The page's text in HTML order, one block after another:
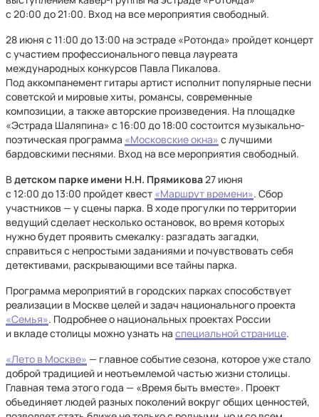
с 20:00 до 21:00. Вход на все мероприятия свободный.
28 июня с 11:00 до 13:00 на эстраде «Ротонда» пройдет концерт
с участием профессионального певца лауреата
международных конкурсов Павла Пикалова.
Под аккомпанемент гитары артист исполнит популярные песни
советской и мировые хиты, романсы, современные
композиции, а также авторские произведения. На площадке
«Эстрада Шаляпина» с 16:00 до 18:00 состоится музыкально-
поэтическая программа «Московские окна» с лучшими
бардовскими песнями. Вход на все мероприятия свободный.
Вдетском парке имени Н.Н. Прямикова27 июня
с 12:00 до 13:00 пройдет квест «Маршрут времени». Сбор
участников — у сцены парка. В ходе прогулки по территории
ведущий сделает несколько остановок, во время которых
нужно будет проявить смекалку: разгадать загадки,
справиться с непростыми заданиями и почувствовать себя
детективами, раскрывающими все тайны парка.
Программа мероприятий в городских парках способствует
реализации в Москве целей и задач национального проекта
«Семья». Подробнее о национальных проектах России
и вкладе столицы можно узнать на специальной странице.
«Лето в Москве» — главное событие сезона, которое уже стало
доброй традицией и неотъемлемой частью жизни столицы.
Главная тема этого года — «Время быть вместе». Проект
объединяет людей разных поколений вокруг общих ценностей,